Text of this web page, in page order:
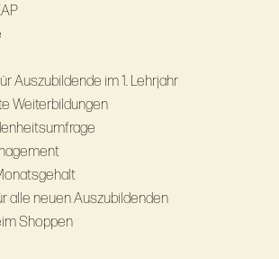
Auszubildende im 1. Lehrjahr
Weiterbildungen
alle neuen Auszubildenden
Shoppen